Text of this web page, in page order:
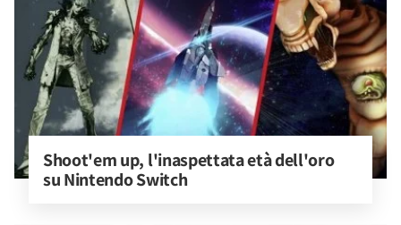
Shoot'em up, l'inaspettata età dell'oro
su Nintendo Switch